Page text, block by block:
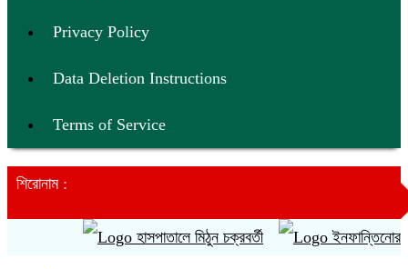
Privacy Policy
Data Deletion Instructions
Terms of Service
শিরোনাম :
হাসপাতালে মিঠুন চক্রবর্তী ইনফান্তিনোর